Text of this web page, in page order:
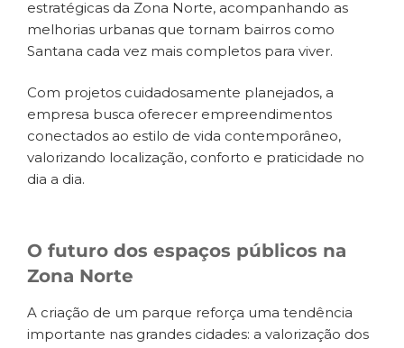
estratégicas da Zona Norte, acompanhando as
melhorias urbanas que tornam bairros como
Santana cada vez mais completos para viver.
Com projetos cuidadosamente planejados, a
empresa busca oferecer empreendimentos
conectados ao estilo de vida contemporâneo,
valorizando localização, conforto e praticidade no
dia a dia.
O futuro dos espaços públicos na
Zona Norte
A criação de um parque reforça uma tendência
importante nas grandes cidades: a valorização dos